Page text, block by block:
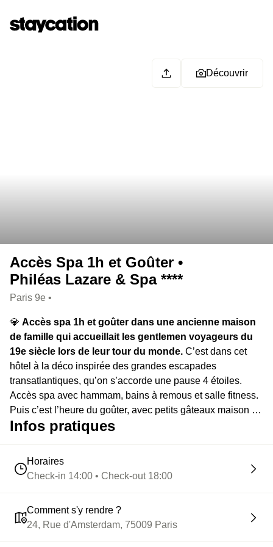
Découvrir
Accès Spa 1h et Goûter •
Philéas Lazare & Spa ****
Paris 9e •
💎 Accès spa 1h et goûter dans une ancienne maison
de famille qui accueillait les gentlemen voyageurs du
19e siècle lors de leur tour du monde. C’est dans cet
hôtel à la déco inspirée des grandes escapades
transatlantiques, qu’on s’accorde une pause 4 étoiles.
Accès spa avec hammam, bains à remous et salle fitness.
Puis c’est l’heure du goûter, avec petits gâteaux maison et
bar à thés.
Infos pratiques
Horaires
Check-in 14:00 • Check-out 18:00
Comment s'y rendre ?
24, Rue d'Amsterdam, 75009 Paris